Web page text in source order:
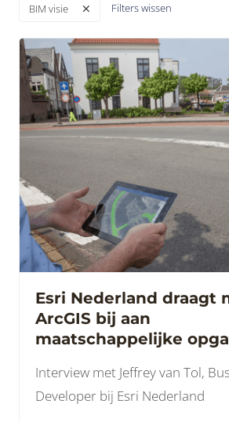
BIM visie Filters wissen
Esri Nederland draagt
ArcGIS bij aan
maatschappelijke
Interview met Jeffrey van Tol,
Developer bij Esri Nederland